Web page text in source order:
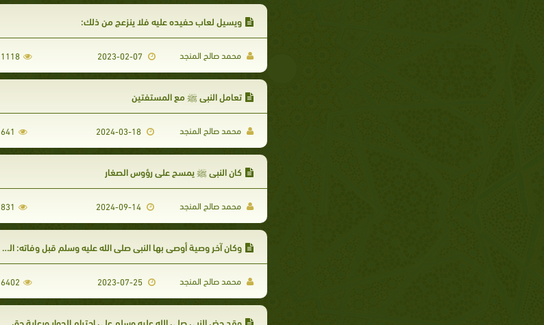
ويسيل لعاب حفيده عليه فلا ينزعج من ذلك:
محمد صالح المنجد 1118
تعامل النبي ﷺ مع المستفتين
محمد صالح المنجد 2024-03-18
641
كان النبي ﷺ يمسح على رؤوس الصغار
محمد صالح المنجد 2024-09-14
831
وكان آخر وصية أوصى بها النبي صلى الله عليه وسلم قبل وفاته: الوصية بالصلاة، وبالخدم والعبيد
محمد صالح المنجد 2023-07-25
6402
وقد حض النبي صلى الله عليه وسلم على احترام الجوار ورعاية حق الجار، وأنه لعظيم حقه كاد أن يكون من الورثة.